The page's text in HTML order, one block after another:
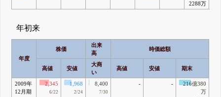
2288万
年初来
年度
株価
出来
高
時価総額
高値 安値
大商
い
高値 安値 期末
2009年
12月期
2,345
6/22
1,968
2/24
8,400
7/30
- -
216億380
万